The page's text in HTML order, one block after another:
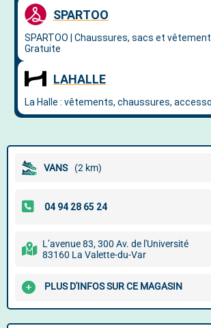
VANS (2 km)
L’avenue 83, 300 Av. de l'Université
83160 La Valette-du-Var
PLUS D'INFOS SUR CE MAGASIN